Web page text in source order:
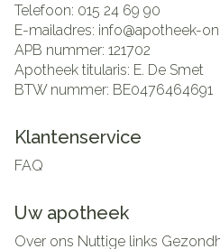
Telefoon: 015 24 69 90
E-mailadres: info@apotheek-
APB nummer: 121702
Apotheek titularis: E. De Smet
BTW nummer: BE0476464691
Klantenservice
FAQ
Uw apotheek
Over ons Nuttige links